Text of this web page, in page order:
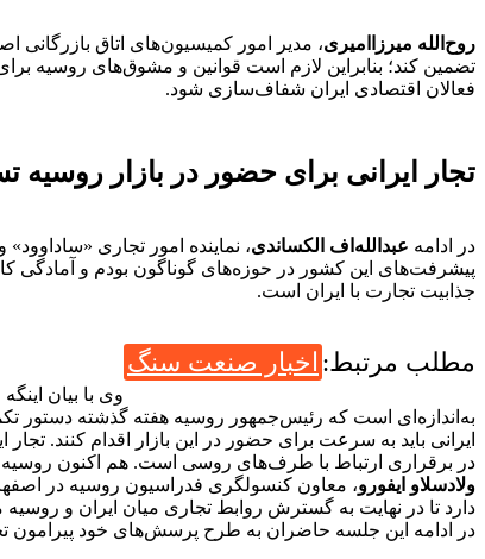
روح‌الله میرزاامیری، مدیر امور کمیسیون‌های اتاق بازرگانی
تضمین کند؛ بنابراین لازم است قوانین و مشوق‌های روسیه
فعالان اقتصادی ایران شفاف‌سازی شود.
تجار ایرانی برای حضور در بازار روسیه
در ادامه عبدالله‌اف الکساندی، نماینده امور تجاری
پیشرفت‌های این کشور در حوزه‌های گوناگون بودم و آمادگی
جذابیت تجارت با ایران است.
مطلب مرتبط: اخبار صنعت سنگ
وی با بیان
به‌اندازه‌ای است که رئیس‌جمهور روسیه هفته گذشته دستور
ایرانی باید به سرعت برای حضور در این بازار اقدام کنند.
در برقراری ارتباط با طرف‌های روسی است. هم‌ اکنون روسیه
ولادسلاو ایفورو، معاون کنسولگری فدراسیون روسیه در
دارد تا در نهایت به گسترش روابط تجاری میان ایران و
در ادامه این جلسه حاضران به طرح پرسش‌های خود پیرامون